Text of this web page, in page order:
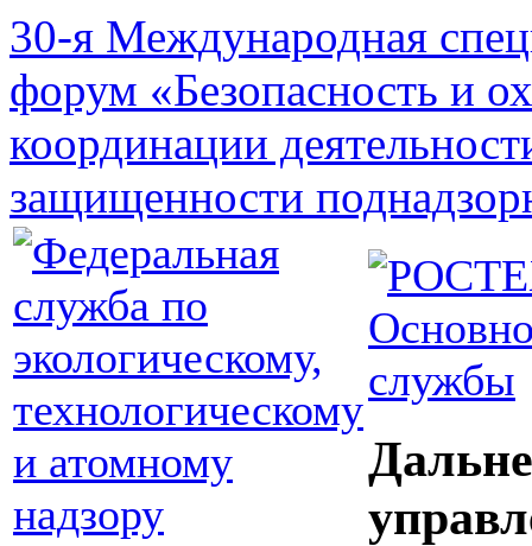
30-я Международная
форум «Безопасность и
координации
защищенности
службы